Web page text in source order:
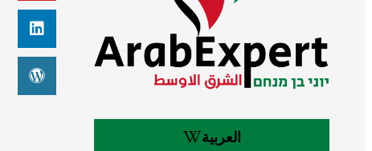
العربية